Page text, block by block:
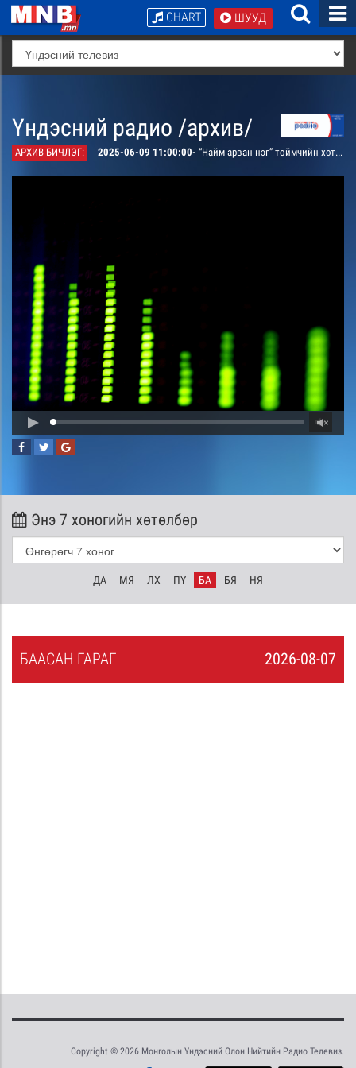
ШУУД
CHART
Үндэсний радио /архив/
АРХИВ БИЧЛЭГ: 2025-06-09 11:00:00- “Найм арван нэг” тоймчийн хөтөлбөр. “Эх дэлхийн шинэчлэлд хүн бүрийн оролцоо” сэдвээр бэлтгэнэ. /давтана/
Энэ 7 хоногийн хөтөлбөр
ДА МЯ ЛХ ПҮ БА БЯ НЯ
2026-08-07
БААСАН ГАРАГ
Copyright © 2026 Монголын Үндэсний Олон Нийтийн Радио Телевиз.